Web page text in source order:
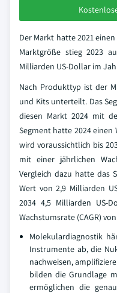
Der Markt hatte 2021
Marktgröße stieg 2023
Milliarden US-Dollar im
Nach Produkttyp ist der
und Kits unterteilt. Das
diesen Markt 2024 mit
Segment hatte 2024 einen
wird voraussichtlich bis
mit einer jährlichen
Vergleich dazu hatte das
Wert von 2,9 Milliarden
2034 4,5 Milliarden US-
Wachstumsrate (CAGR)
Molekulardiagnostik
Instrumente ab, die
nachweisen,
bilden die Grundlage
ermöglichen die